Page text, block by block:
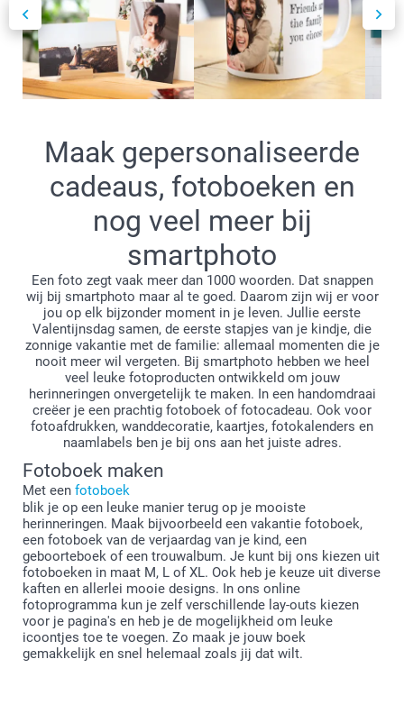
Maak gepersonaliseerde
cadeaus, fotoboeken en
nog veel meer bij
smartphoto
Een foto zegt vaak meer dan 1000 woorden. Dat snappen
wij bij smartphoto maar al te goed. Daarom zijn wij er voor
jou op elk bijzonder moment in je leven. Jullie eerste
Valentijnsdag samen, de eerste stapjes van je kindje, die
zonnige vakantie met de familie: allemaal momenten die je
nooit meer wil vergeten. Bij smartphoto hebben we heel
veel leuke fotoproducten ontwikkeld om jouw
herinneringen onvergetelijk te maken. In een handomdraai
creëer je een prachtig fotoboek of fotocadeau. Ook voor
fotoafdrukken, wanddecoratie, kaartjes, fotokalenders en
naamlabels ben je bij ons aan het juiste adres.
Fotoboek maken
Met een fotoboek
blik je op een leuke manier terug op je mooiste
herinneringen. Maak bijvoorbeeld een vakantie fotoboek,
een fotoboek van de verjaardag van je kind, een
geboorteboek of een trouwalbum. Je kunt bij ons kiezen uit
fotoboeken in maat M, L of XL. Ook heb je keuze uit diverse
kaften en allerlei mooie designs. In ons online
fotoprogramma kun je zelf verschillende lay-outs kiezen
voor je pagina's en heb je de mogelijkheid om leuke
icoontjes toe te voegen. Zo maak je jouw boek
gemakkelijk en snel helemaal zoals jij dat wilt.